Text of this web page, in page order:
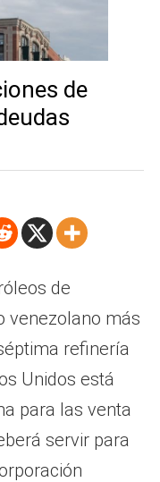
de
de
venezolano más
refinería
Unidos está
para las venta
servir para